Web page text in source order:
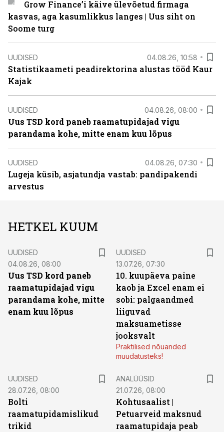
Grow Finance’i käive ülevõetud firmaga
kasvas, aga kasumlikkus langes | Uus siht on
Soome turg
UUDISED 04.08.26, 10:58
Statistikaameti peadirektorina alustas tööd Kaur
Kajak
UUDISED 04.08.26, 08:00
Uus TSD kord paneb raamatupidajad vigu
parandama kohe, mitte enam kuu lõpus
UUDISED 04.08.26, 07:30
Lugeja küsib, asjatundja vastab: pandipakendi
arvestus
HETKEL KUUM
UUDISED
04.08.26, 08:00
Uus TSD kord paneb
raamatupidajad vigu
parandama kohe, mitte
enam kuu lõpus
UUDISED
13.07.26, 07:30
10. kuupäeva paine
kaob ja Excel enam ei
sobi: palgaandmed
liiguvad
maksuametisse
jooksvalt
Praktilised nõuanded
muudatusteks!
UUDISED
28.07.26, 08:00
Bolti
raamatupidamislikud
trikid
ANALÜÜSID
21.07.26, 08:00
Kohtusaalist |
Petuarveid maksnud
raamatupidaja peab